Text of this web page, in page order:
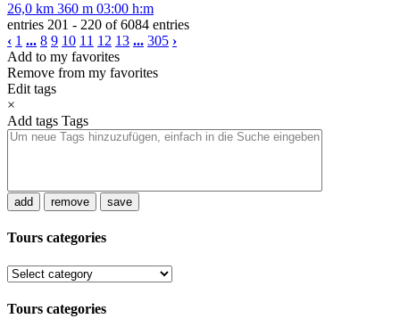
26,0 km 360 m 03:00 h:m
entries 201 - 220 of 6084 entries
‹ 1 ... 8 9 10 11 12 13 ... 305 ›
Add to my favorites
Remove from my favorites
Edit tags
×
Add tags Tags
add remove save
Tours categories
Tours categories